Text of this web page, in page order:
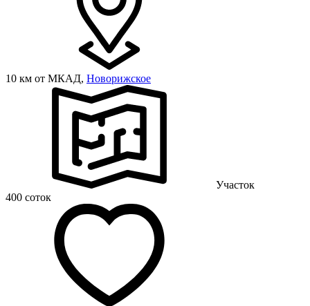
10 км от МКАД, Новорижское
Участок
400 соток